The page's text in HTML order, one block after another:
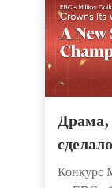
Драма,
Конкурс